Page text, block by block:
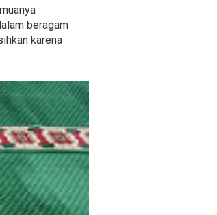
beragam
karena